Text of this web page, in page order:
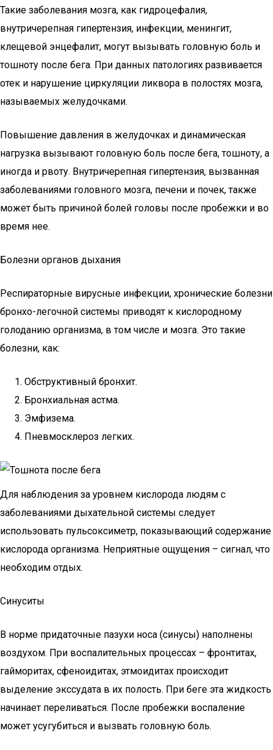
Такие заболевания мозга, как гидроцефалия,
внутричерепная гипертензия, инфекции, менингит,
клещевой энцефалит, могут вызывать головную боль и
тошноту после бега. При данных патологиях развивается
отек и нарушение циркуляции ликвора в полостях мозга,
называемых желудочками.
Повышение давления в желудочках и динамическая
нагрузка вызывают головную боль после бега, тошноту, а
иногда и рвоту. Внутричерепная гипертензия, вызванная
заболеваниями головного мозга, печени и почек, также
может быть причиной болей головы после пробежки и во
время нее.
Болезни органов дыхания
Респираторные вирусные инфекции, хронические болезни
бронхо-легочной системы приводят к кислородному
голоданию организма, в том числе и мозга. Это такие
болезни, как:
Обструктивный бронхит.
Бронхиальная астма.
Эмфизема.
Пневмосклероз легких.
Для наблюдения за уровнем кислорода людям с
заболеваниями дыхательной системы следует
использовать пульсоксиметр, показывающий содержание
кислорода организма. Неприятные ощущения – сигнал, что
необходим отдых.
Синуситы
В норме придаточные пазухи носа (синусы) наполнены
воздухом. При воспалительных процессах – фронтитах,
гайморитах, сфеноидитах, этмоидитах происходит
выделение экссудата в их полость. При беге эта жидкость
начинает переливаться. После пробежки воспаление
может усугубиться и вызвать головную боль.